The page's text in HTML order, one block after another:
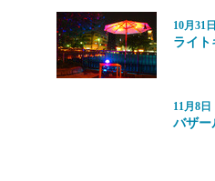
10月31
ライト
11月8日
バザー